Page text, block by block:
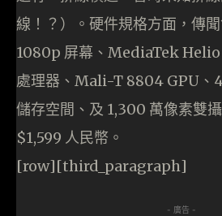
線！？）。硬件規格方面，傳
1080p 屏幕、MediaTek Helio
處理器、Mali-T 8804 GPU、
儲存空間、及 1,300 萬像素雙
$1,599 人民幣。
[row][third_paragraph]
- 廣告 -